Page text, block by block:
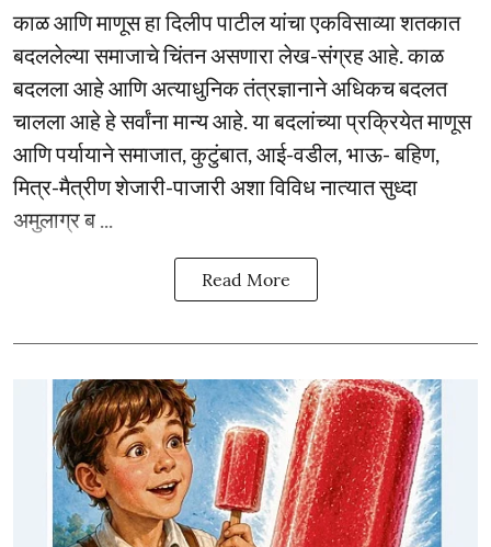
काळ आणि माणूस हा दिलीप पाटील यांचा एकविसाव्या शतकात
बदललेल्या समाजाचे चिंतन असणारा लेख-संग्रह आहे. काळ
बदलला आहे आणि अत्याधुनिक तंत्रज्ञानाने अधिकच बदलत
चालला आहे हे सर्वांना मान्य आहे. या बदलांच्या प्रक्रियेत माणूस
आणि पर्यायाने समाजात, कुटुंबात, आई-वडील, भाऊ- बहिण,
मित्र-मैत्रीण शेजारी-पाजारी अशा विविध नात्यात सुध्दा
अमुलाग्र ब ...
Read More